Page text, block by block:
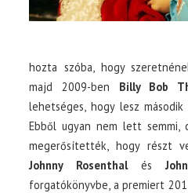
hozta szóba, hogy
majd 2009-ben Billy Bob
lehetséges, hogy lesz
Ebből ugyan nem lett semmi,
megerősítették, hogy részt
Johnny Rosenthalés
forgatókönyvbe, a premiert